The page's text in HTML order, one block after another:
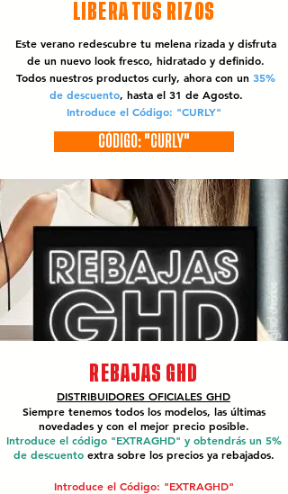
LIBERA TUS RIZOS
Este verano redescubre tu melena rizada y disfruta
de un nuevo look fresco, hidratado y definido.
Todos nuestros productos curly, ahora con un 35%
de descuento, hasta el 31 de Agosto.
Introduce el Código: "CURLY"
CÓDIGO: "CURLY"
REBAJAS GHD
DISTRIBUIDORES OFICIALES GHD
Siempre tenemos todos los modelos, las últimas
novedades y con el mejor precio posible.
Introduce el código "EXTRAGHD" y obtendrás un 5%
de descuento extra sobre los precios ya rebajados.
Introduce el Código: "EXTRAGHD"